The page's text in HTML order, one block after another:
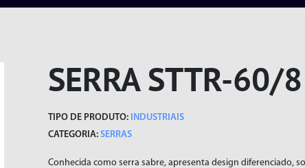
ACESSÓRIOS
SERRA STTR-60/
TIPO DE PRODUTO: INDUSTRIAIS
CATEGORIA: SERRAS
Conhecida como serra sabre, apresenta design